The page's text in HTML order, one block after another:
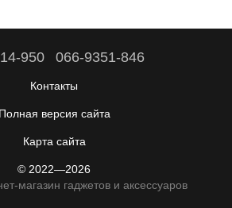
950 066-9351-846
Контакты
Полная версия сайта
Карта сайта
© 2022—2026
магазин гаджетов и аксессуаров